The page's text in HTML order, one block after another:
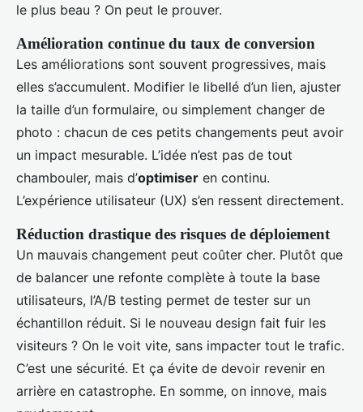
le plus beau ? On peut le prouver.
Amélioration continue du taux de conversion
Les améliorations sont souvent progressives, mais
elles s’accumulent. Modifier le libellé d’un lien, ajuster
la taille d’un formulaire, ou simplement changer de
photo : chacun de ces petits changements peut avoir
un impact mesurable. L’idée n’est pas de tout
chambouler, mais d’optimiser en continu.
L’expérience utilisateur (UX) s’en ressent directement.
Réduction drastique des risques de déploiement
Un mauvais changement peut coûter cher. Plutôt que
de balancer une refonte complète à toute la base
utilisateurs, l’A/B testing permet de tester sur un
échantillon réduit. Si le nouveau design fait fuir les
visiteurs ? On le voit vite, sans impacter tout le trafic.
C’est une sécurité. Et ça évite de devoir revenir en
arrière en catastrophe. En somme, on innove, mais